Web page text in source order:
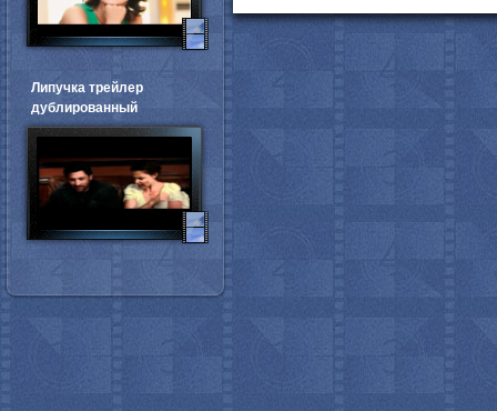
Липучка трейлер
дублированный